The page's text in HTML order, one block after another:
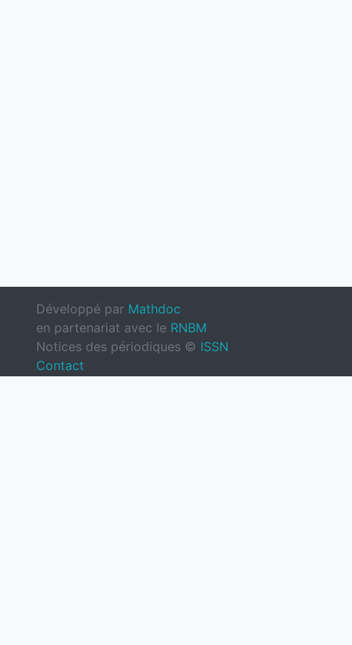
Développé par Mathdoc
en partenariat avec le RNBM
Notices des périodiques © ISSN
Contact